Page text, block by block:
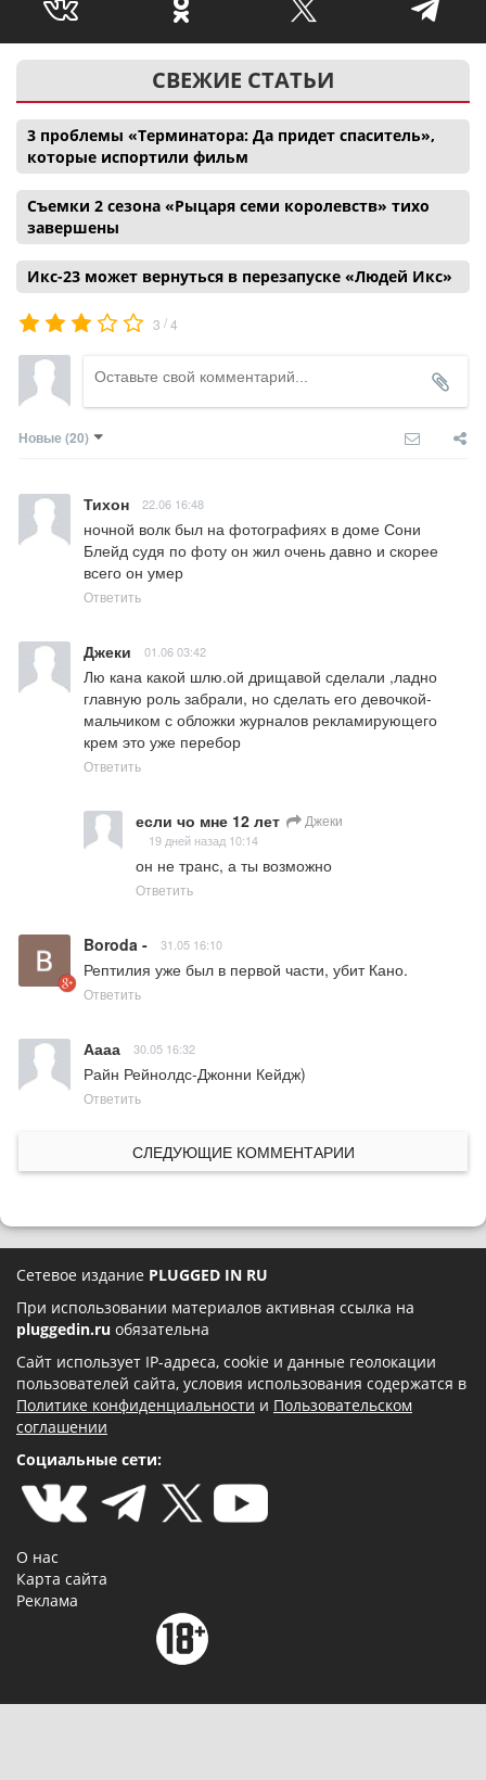
СВЕЖИЕ СТАТЬИ
3 проблемы «Терминатора: Да придет спаситель»,
которые испортили фильм
Съемки 2 сезона «Рыцаря семи королевств» тихо
завершены
Икс-23 может вернуться в перезапуске «Людей Икс»
3 /4
Новые (20)
Тихон 22.06 16:48
ночной волк был на фотографиях в доме Сони
Блейд судя по фоту он жил очень давно и скорее
всего он умер
Ответить
Джеки 01.06 03:42
Лю кана какой шлю.ой дрищавой сделали ,ладно
главную роль забрали, но сделать его девочкой-
мальчиком с обложки журналов рекламирующего
крем это уже перебор
Ответить
если чо мне 12 лет Джеки
19 дней назад 10:14
он не транс, а ты возможно
Ответить
Boroda - 31.05 16:10
Рептилия уже был в первой части, убит Кано.
Ответить
Аааа 30.05 16:32
Райн Рейнолдс-Джонни Кейдж)
Ответить
СЛЕДУЮЩИЕ КОММЕНТАРИИ
Сетевое издание PLUGGED IN RU
При использовании материалов активная ссылка на
pluggedin.ru обязательна
Сайт использует IP-адреса, cookie и данные геолокации
пользователей сайта, условия использования содержатся в
Политике конфиденциальности и Пользовательском
соглашении
Социальные сети:
О нас
Карта сайта
Реклама